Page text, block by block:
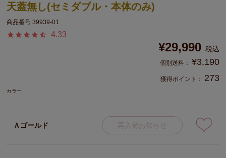
天蓋無し(セミダブル・本体のみ)
商品番号 39939-01
4.33
¥29,990 税込
¥3,190
獲得ポイント： 273
カラー
Ａゴールド 再入荷お知らせ